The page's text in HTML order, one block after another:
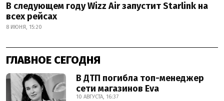
В следующем году Wizz Air запустит Starlink на
всех рейсах
8 ИЮНЯ, 15:20
ГЛАВНОЕ СЕГОДНЯ
В ДТП погибла топ-менеджер
сети магазинов Eva
10 АВГУСТА, 16:37